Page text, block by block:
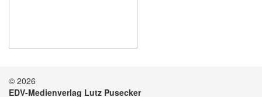
© 2026
EDV-Medienverlag Lutz Pusecker